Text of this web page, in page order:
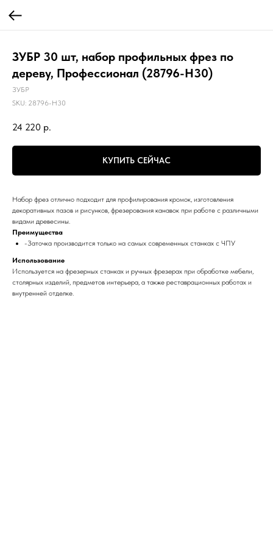
ЗУБР 30 шт, набор профильных фрез по
дереву, Профессионал (28796-H30)
ЗУБР
SKU: 28796-H30
24 220 р.
КУПИТЬ СЕЙЧАС
Набор фрез отлично подходит для профилирования кромок, изготовления
декоративных пазов и рисунков, фрезерования канавок при работе с различными
видами древесины.
Преимущества
-Заточка производится только на самых современных станках с ЧПУ
Использование
Используется на фрезерных станках и ручных фрезерах при обработке мебели,
столярных изделий, предметов интерьера, а также реставрационных работах и
внутренней отделке.